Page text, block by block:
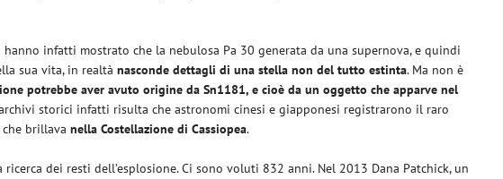
hanno infatti mostrato che la nebulosa Pa 30 generata da una supernova, e quindi
sua vita, in realtà nasconde dettagli di una stella non del tutto estinta. Ma non è
potrebbe aver avuto origine da Sn1181, e cioè da un oggetto che apparve nel
storici infatti risulta che astronomi cinesi e giapponesi registrarono il raro
che brillavanella Costellazione di Cassiopea.
dei resti dell’esplosione. Ci sono voluti 832 anni. Nel 2013 Dana Patchick, un